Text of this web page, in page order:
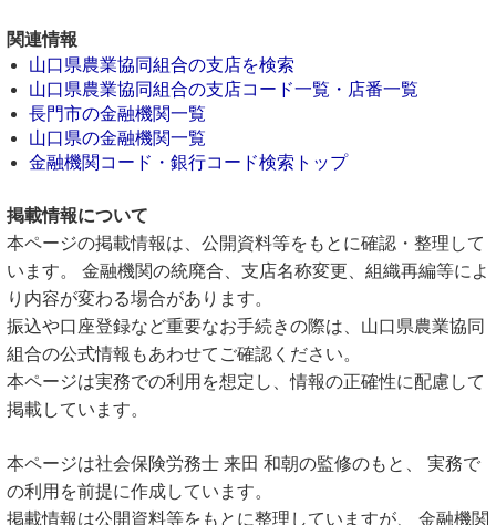
関連情報
山口県農業協同組合の支店を検索
山口県農業協同組合の支店コード一覧・店番一覧
長門市の金融機関一覧
山口県の金融機関一覧
金融機関コード・銀行コード検索トップ
掲載情報について
本ページの掲載情報は、公開資料等をもとに確認・整理して
います。 金融機関の統廃合、支店名称変更、組織再編等によ
り内容が変わる場合があります。
振込や口座登録など重要なお手続きの際は、山口県農業協同
組合の公式情報もあわせてご確認ください。
本ページは実務での利用を想定し、情報の正確性に配慮して
掲載しています。
本ページは社会保険労務士 来田 和朝の監修のもと、 実務で
の利用を前提に作成しています。
掲載情報は公開資料等をもとに整理していますが、 金融機関